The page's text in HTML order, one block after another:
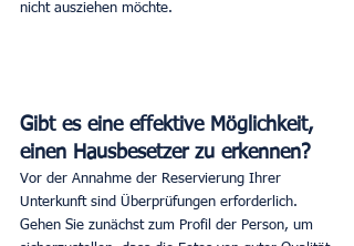
nicht ausziehen möchte.
Gibt es eine effektive Möglichkeit,
einen Hausbesetzer zu erkennen?
Vor der Annahme der Reservierung Ihrer
Unterkunft sind Überprüfungen erforderlich.
Gehen Sie zunächst zum Profil der Person, um